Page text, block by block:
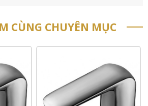
CÙNG CHUYÊN MỤC